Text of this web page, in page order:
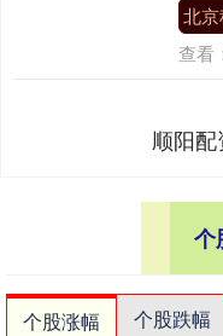
北
查看
顺阳
个
个股涨幅 个股跌幅